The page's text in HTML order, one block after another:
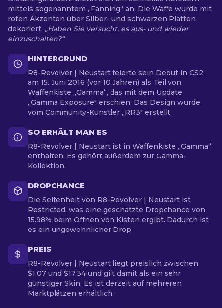
mittels sogenanntem „Fanning“ an. Die Waffe wurde mit
roten Akzenten über Silber- und schwarzen Platten
dekoriert. „Haben Sie versucht, es aus- und wieder
einzuschalten?“
HINTERGRUND
R8-Revolver | Neustart feierte sein Debüt in CS2
am 15. Juni 2016 (vor 10 Jahren) als Teil von
Waffenkiste „Gamma“, das mit dem Update
„Gamma Exposure" erschien. Das Design wurde
vom Community-Künstler „RR3" erstellt.
SO ERHÄLT MAN ES
R8-Revolver | Neustart ist in Waffenkiste „Gamma“
enthalten. Es gehört außerdem zur Gamma-
Kollektion.
DROPCHANCE
Die Seltenheit von R8-Revolver | Neustart ist
Restricted, was eine geschätzte Dropchance von
15.98% beim Öffnen von Kisten ergibt. Dadurch ist
es ein ungewöhnlicher Drop.
PREIS
R8-Revolver | Neustart liegt preislich zwischen
$1.07 und $17.34 und gilt damit als ein sehr
günstiger Skin. Es ist derzeit auf mehreren
Marktplätzen erhältlich.